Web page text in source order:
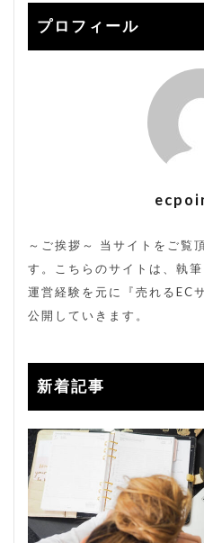
プロフィール
～ご挨拶～ 当サイトをご覧
す。こちらのサイトは、執
運営経験を元に『売れるEC
公開していきます。
新着記事
楽天サーチ seo
楽天ユニオン 楽天
楽天検索キーワード
秀丸
裏技